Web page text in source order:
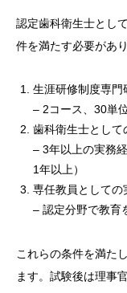
認定歯科衛生士とし
件を満たす必要があり
生涯研修制度専門
– 2コース、30単
歯科衛生士として
– 3年以上の実務
1年以上）
専任教員としての
– 認定分野で教育
これらの条件を満た
ます。試験後は理事